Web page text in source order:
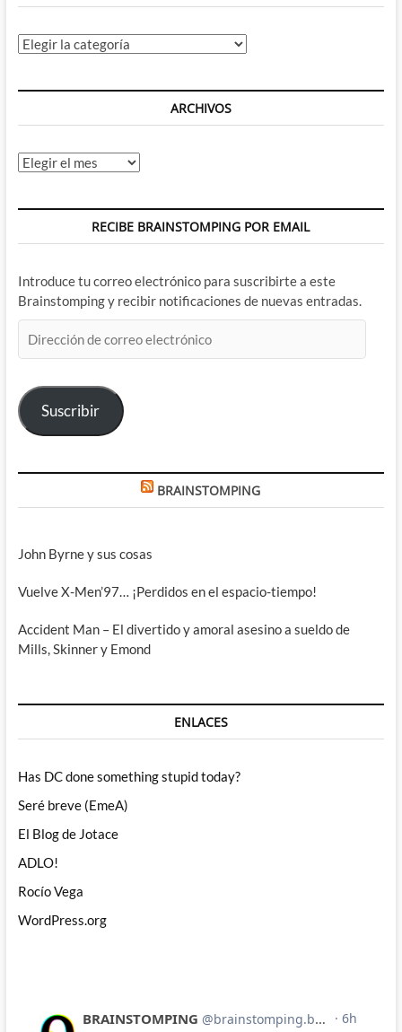
Categorías
ARCHIVOS
Archivos
RECIBE BRAINSTOMPING POR EMAIL
Introduce tu correo electrónico para suscribirte a este
Brainstomping y recibir notificaciones de nuevas entradas.
de
electrónico
Suscribir
BRAINSTOMPING
John Byrne y sus cosas
Vuelve X-Men’97… ¡Perdidos en el espacio-tiempo!
Accident Man – El divertido y amoral asesino a sueldo de
Mills, Skinner y Emond
ENLACES
Has DC done something stupid today?
Seré breve (EmeA)
El Blog de Jotace
ADLO!
Rocío Vega
WordPress.org